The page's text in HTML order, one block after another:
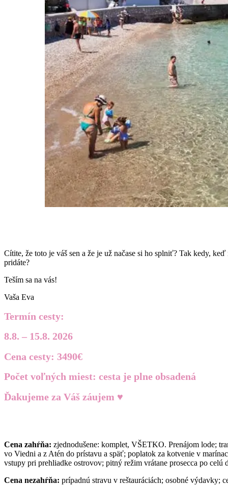
Cítite, že toto je váš sen a že je už načase si ho splniť? Tak kedy,
pridáte?
Teším sa na vás!
Vaša Eva
Termín cesty:
8.8. – 15.8. 2026
Cena cesty: 3490€
Počet voľných miest: cesta je plne obsadená
Ďakujeme za Váš záujem ♥
Cena zahŕňa: zjednodušene: komplet, VŠETKO. Prenájom lode;
vo Viedni a z Atén do prístavu a späť; poplatok za kotvenie v
vstupy pri prehliadke ostrovov; pitný režim vrátane prosecca po
Cena nezahŕňa: prípadnú stravu v reštauráciách; osobné výdavky;